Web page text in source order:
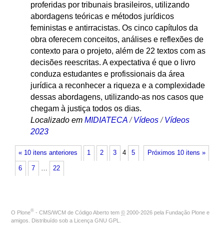
proferidas por tribunais brasileiros, utilizando
abordagens teóricas e métodos jurídicos
feministas e antirracistas. Os cinco capítulos da
obra oferecem conceitos, análises e reflexões de
contexto para o projeto, além de 22 textos com as
decisões reescritas. A expectativa é que o livro
conduza estudantes e profissionais da área
jurídica a reconhecer a riqueza e a complexidade
dessas abordagens, utilizando-as nos casos que
chegam à justiça todos os dias.
Localizado em MIDIATECA /Vídeos /Vídeos
2023
« 10 itens anteriores Próximos 10 itens »
1 2 3 4 5
6 7 … 22
O Plone® - CMS/WCM de Código Aberto tem © 2000-2026 pela Fundação Plone e
amigos. Distribuído sob a Licença GNU GPL